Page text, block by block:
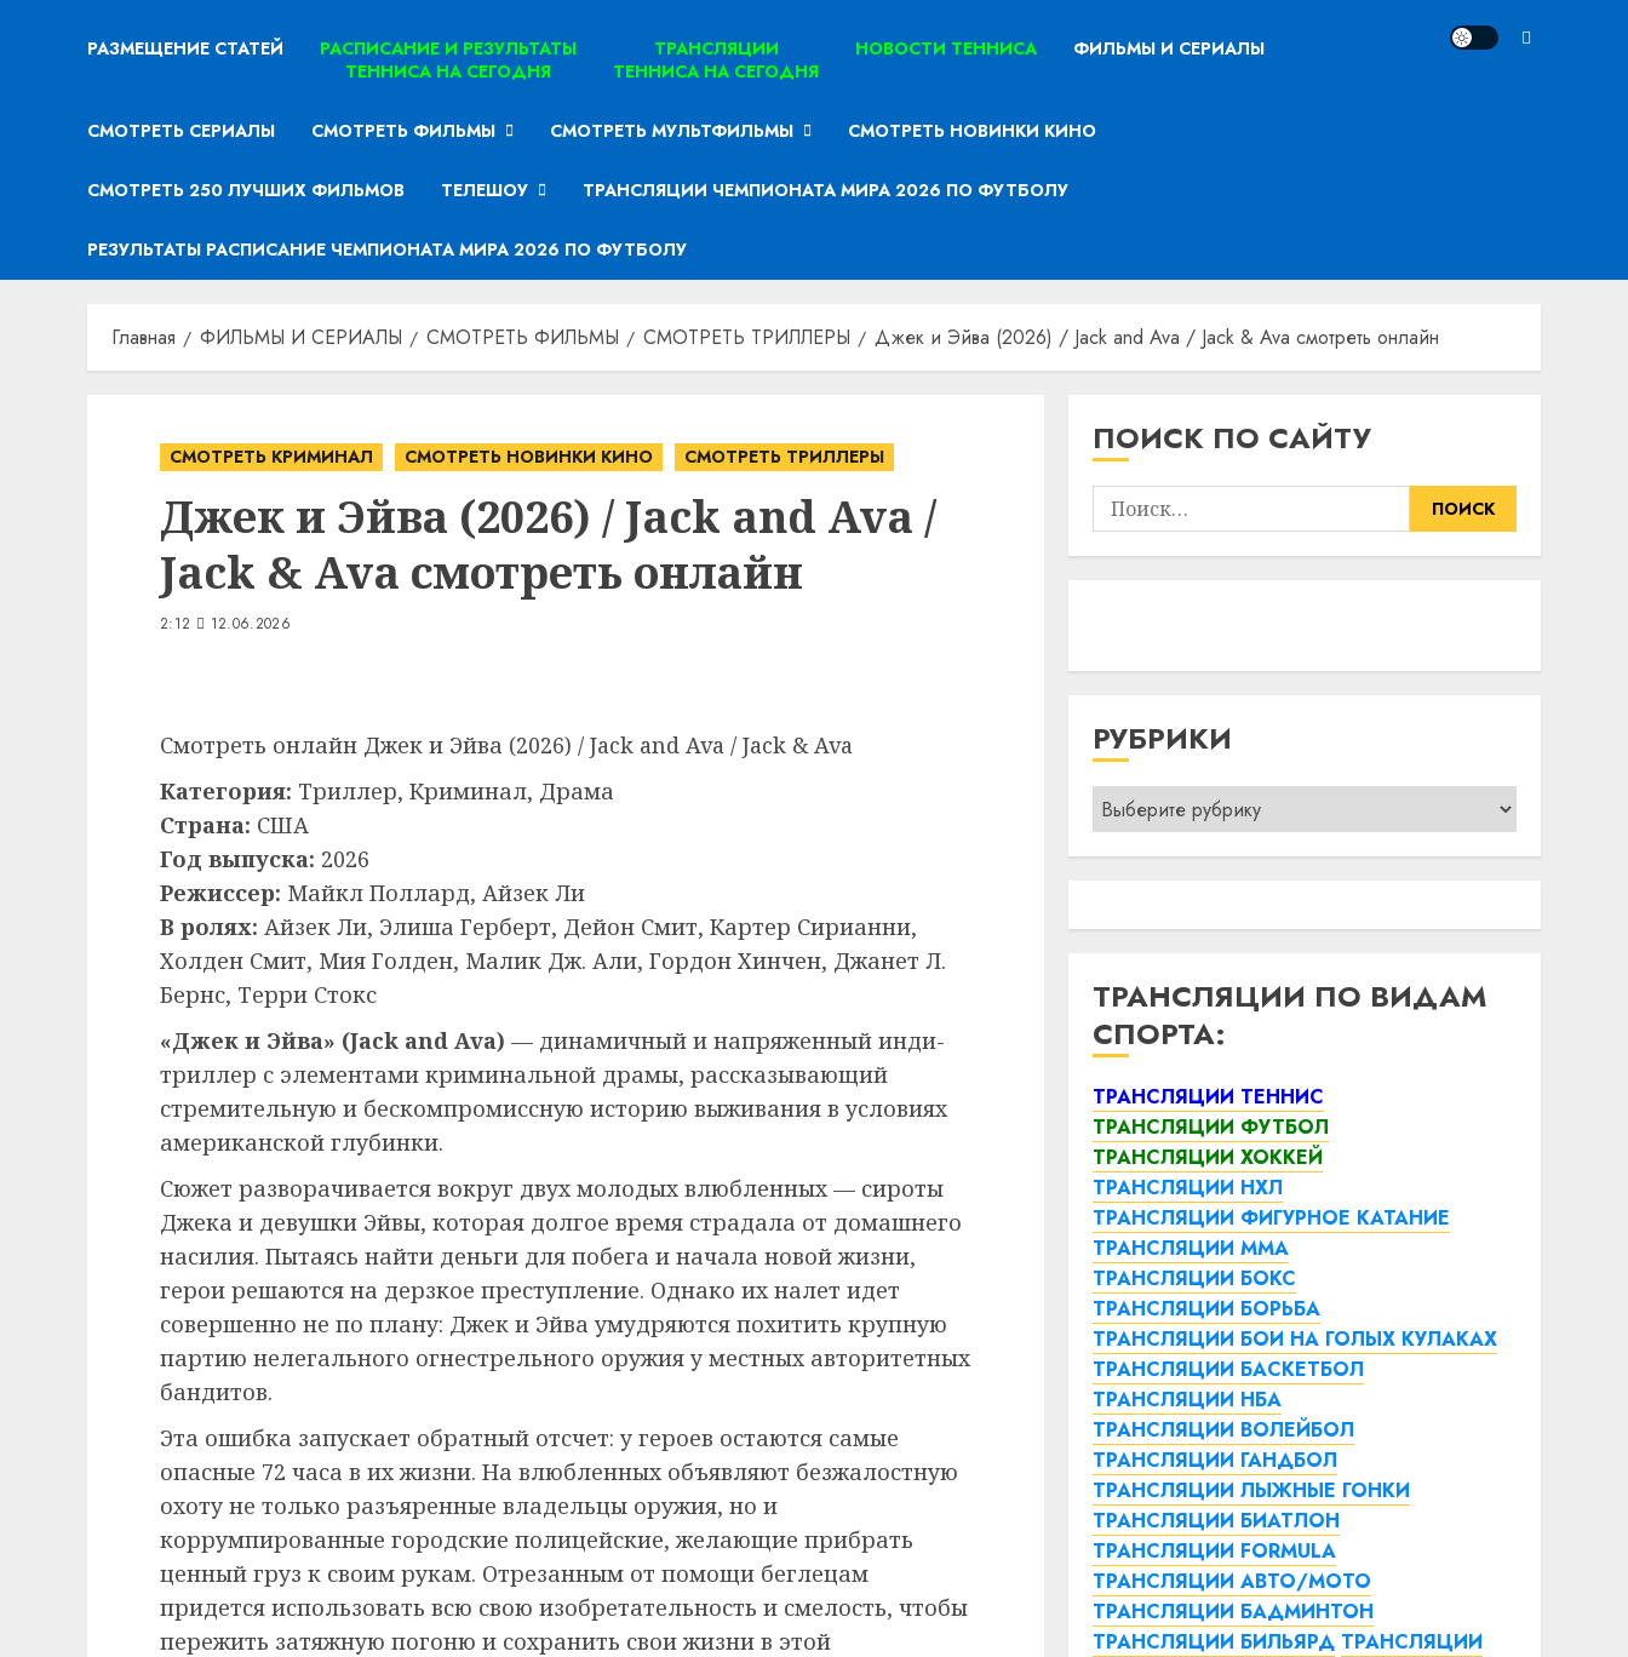
РАЗМЕЩЕНИЕ СТАТЕЙ
РАСПИСАНИЕ И РЕЗУЛЬТАТЫ
ТЕННИСА НА СЕГОДНЯ
ТРАНСЛЯЦИИ
ТЕННИСА НА СЕГОДНЯ
НОВОСТИ ТЕННИСА ФИЛЬМЫ И СЕРИАЛЫ
СМОТРЕТЬ СЕРИАЛЫ СМОТРЕТЬ ФИЛЬМЫ СМОТРЕТЬ МУЛЬТФИЛЬМЫ СМОТРЕТЬ НОВИНКИ КИНО
СМОТРЕТЬ 250 ЛУЧШИХ ФИЛЬМОВ ТЕЛЕШОУ ТРАНСЛЯЦИИ ЧЕМПИОНАТА МИРА 2026 ПО ФУТБОЛУ
РЕЗУЛЬТАТЫ РАСПИСАНИЕ ЧЕМПИОНАТА МИРА 2026 ПО ФУТБОЛУ
Главная ФИЛЬМЫ И СЕРИАЛЫ СМОТРЕТЬ ФИЛЬМЫ СМОТРЕТЬ ТРИЛЛЕРЫ Джек и Эйва (2026) / Jack and Ava / Jack & Ava смотреть онлайн
СМОТРЕТЬ КРИМИНАЛ СМОТРЕТЬ НОВИНКИ КИНО СМОТРЕТЬ ТРИЛЛЕРЫ
Джек и Эйва (2026) / Jack and Ava /
Jack & Ava смотреть онлайн
2:12 12.06.2026
Смотреть онлайн Джек и Эйва (2026) / Jack and Ava / Jack & Ava
Категория: Триллер, Криминал, Драма
Страна: США
Год выпуска: 2026
Режиссер: Майкл Поллард, Айзек Ли
В ролях: Айзек Ли, Элиша Герберт, Дейон Смит, Картер Сирианни,
Холден Смит, Мия Голден, Малик Дж. Али, Гордон Хинчен, Джанет Л.
Бернс, Терри Стокс
«Джек и Эйва» (Jack and Ava) — динамичный и напряженный инди-
триллер с элементами криминальной драмы, рассказывающий
стремительную и бескомпромиссную историю выживания в условиях
американской глубинки.
Сюжет разворачивается вокруг двух молодых влюбленных — сироты
Джека и девушки Эйвы, которая долгое время страдала от домашнего
насилия. Пытаясь найти деньги для побега и начала новой жизни,
герои решаются на дерзкое преступление. Однако их налет идет
совершенно не по плану: Джек и Эйва умудряются похитить крупную
партию нелегального огнестрельного оружия у местных авторитетных
бандитов.
Эта ошибка запускает обратный отсчет: у героев остаются самые
опасные 72 часа в их жизни. На влюбленных объявляют безжалостную
охоту не только разъяренные владельцы оружия, но и
коррумпированные городские полицейские, желающие прибрать
ценный груз к своим рукам. Отрезанным от помощи беглецам
придется использовать всю свою изобретательность и смелость, чтобы
пережить затяжную погоню и сохранить свои жизни в этой
ПОИСК ПО САЙТУ
Найти:
РУБРИКИ
Рубрики
ТРАНСЛЯЦИИ ПО ВИДАМ
СПОРТА:
ТРАНСЛЯЦИИ ТЕННИС
ТРАНСЛЯЦИИ ФУТБОЛ
ТРАНСЛЯЦИИ ХОККЕЙ
ТРАНСЛЯЦИИ НХЛ
ТРАНСЛЯЦИИ ФИГУРНОЕ КАТАНИЕ
ТРАНСЛЯЦИИ ММА
ТРАНСЛЯЦИИ БОКС
ТРАНСЛЯЦИИ БОРЬБА
ТРАНСЛЯЦИИ БОИ НА ГОЛЫХ КУЛАКАХ
ТРАНСЛЯЦИИ БАСКЕТБОЛ
ТРАНСЛЯЦИИ НБА
ТРАНСЛЯЦИИ ВОЛЕЙБОЛ
ТРАНСЛЯЦИИ ГАНДБОЛ
ТРАНСЛЯЦИИ ЛЫЖНЫЕ ГОНКИ
ТРАНСЛЯЦИИ БИАТЛОН
ТРАНСЛЯЦИИ FORMULA
ТРАНСЛЯЦИИ АВТО/МОТО
ТРАНСЛЯЦИИ БАДМИНТОН
ТРАНСЛЯЦИИ БИЛЬЯРД ТРАНСЛЯЦИИ